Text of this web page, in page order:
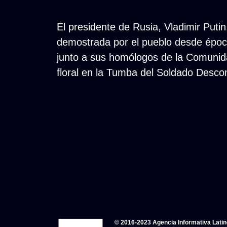
El presidente de Rusia, Vladimir
demostrada por el pueblo desde
junto a sus homólogos de la
floral en la Tumba del Soldado
© 2016-2023 Agencia Informativa